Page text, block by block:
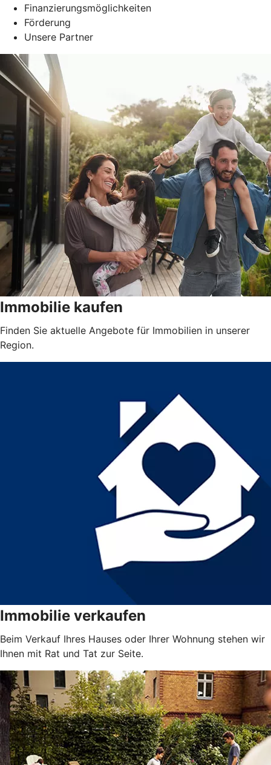
Finanzierungsmöglichkeiten
Förderung
Unsere Partner
Immobilie kaufen
Finden Sie aktuelle Angebote für Immobilien in unserer
Region.
Immobilie verkaufen
Beim Verkauf Ihres Hauses oder Ihrer Wohnung stehen wir
Ihnen mit Rat und Tat zur Seite.